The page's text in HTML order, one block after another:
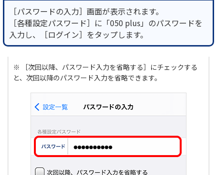
［パスワードの入力］画面が表示されます。
［各種設定パスワード］に「050 plus」のパスワードを
入力し、［ログイン］をタップします。
※ ［次回以降、パスワード入力を省略する］にチェックする
と、次回以降のパスワード入力を省略できます。